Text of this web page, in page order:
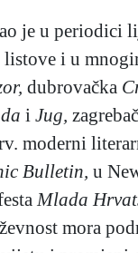
je u periodici
listove i u
dubrovačka
i Jug,
moderni
Bulletin, u
Mlada
mora